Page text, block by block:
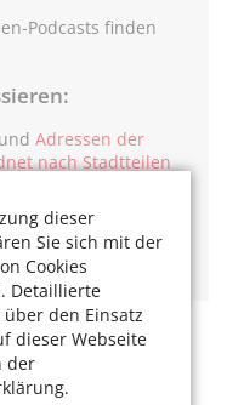
dieser
Sie sich mit der
Cookies
Detaillierte
den Einsatz
dieser Webseite
der
Podcasts finden
Adressen der
nach Stadtteilen
Sie tagesaktuell
Kölner
SeniorenNetzwerke